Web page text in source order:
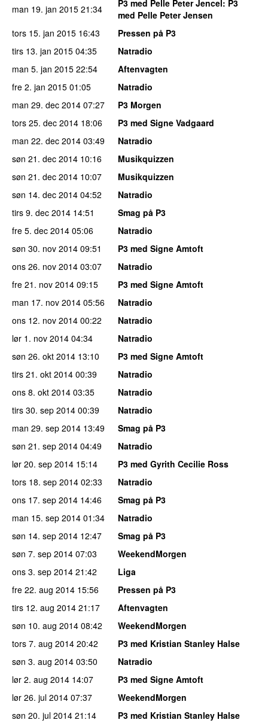
man 19. jan 2015 21:34 P3 med Pelle Peter Jencel : P3
med Pelle Peter Jensen
tors 15. jan 2015 16:43
Pressen på P3
tirs 13. jan 2015 04:35
Natradio
man 5. jan 2015 22:54
Aftenvagten
fre 2. jan 2015 01:05
Natradio
man 29. dec 2014 07:27
P3 Morgen
tors 25. dec 2014 18:06
P3 med Signe Vadgaard
man 22. dec 2014 03:49
Natradio
søn 21. dec 2014 10:16
Musikquizzen
søn 21. dec 2014 10:07
Musikquizzen
søn 14. dec 2014 04:52
Natradio
tirs 9. dec 2014 14:51
Smag på P3
fre 5. dec 2014 05:06
Natradio
søn 30. nov 2014 09:51
P3 med Signe Amtoft
ons 26. nov 2014 03:07
Natradio
fre 21. nov 2014 09:15
P3 med Signe Amtoft
man 17. nov 2014 05:56
Natradio
ons 12. nov 2014 00:22
Natradio
lør 1. nov 2014 04:34
Natradio
søn 26. okt 2014 13:10
P3 med Signe Amtoft
tirs 21. okt 2014 00:39
Natradio
ons 8. okt 2014 03:35
Natradio
tirs 30. sep 2014 00:39
Natradio
man 29. sep 2014 13:49
Smag på P3
søn 21. sep 2014 04:49
Natradio
lør 20. sep 2014 15:14
P3 med Gyrith Cecilie Ross
tors 18. sep 2014 02:33
Natradio
ons 17. sep 2014 14:46
Smag på P3
man 15. sep 2014 01:34
Natradio
søn 14. sep 2014 12:47
Smag på P3
søn 7. sep 2014 07:03
WeekendMorgen
ons 3. sep 2014 21:42
Liga
fre 22. aug 2014 15:56
Pressen på P3
tirs 12. aug 2014 21:17
Aftenvagten
søn 10. aug 2014 08:42
WeekendMorgen
tors 7. aug 2014 20:42
P3 med Kristian Stanley Halse
søn 3. aug 2014 03:50
Natradio
lør 2. aug 2014 14:07
P3 med Signe Amtoft
lør 26. jul 2014 07:37
WeekendMorgen
søn 20. jul 2014 21:14
P3 med Kristian Stanley Halse